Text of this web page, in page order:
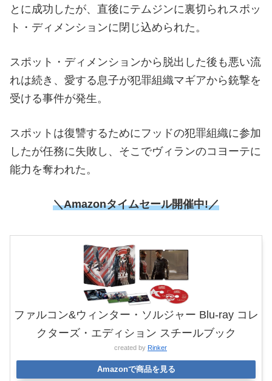
とに成功したが、直後にテムジンに裏切られスポッ
ト・ディメンションに閉じ込められた。
スポット・ディメンションから脱出した後も悪い流
れは続き、愛する息子が犯罪組織マギアから銃撃を
受ける事件が発生。
スポットは復讐するためにフッドの犯罪組織に参加
したが任務に失敗し、そこでヴィランのコヨーテに
能力を奪われた。
＼Amazonタイムセール開催中!／
ファルコン&ウィンター・ソルジャー Blu-ray コレ
クターズ・エディション スチールブック
created by Rinker
Amazonで商品を見る